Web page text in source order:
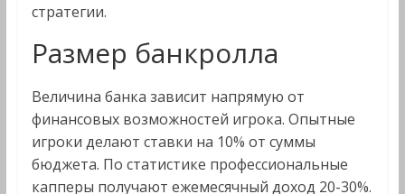
стратегии.
Размер банкролла
Величина банка зависит напрямую от
финансовых возможностей игрока. Опытные
игроки делают ставки на 10% от суммы
бюджета. По статистике профессиональные
капперы получают ежемесячный доход 20-30%.